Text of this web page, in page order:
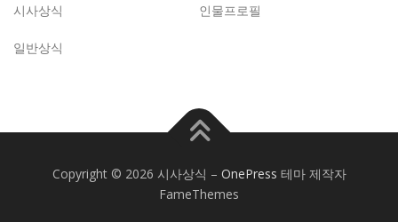
시사상식 인물프로필
일반상식
Copyright © 2026 시사상식 – OnePress 테마 제작자
FameThemes